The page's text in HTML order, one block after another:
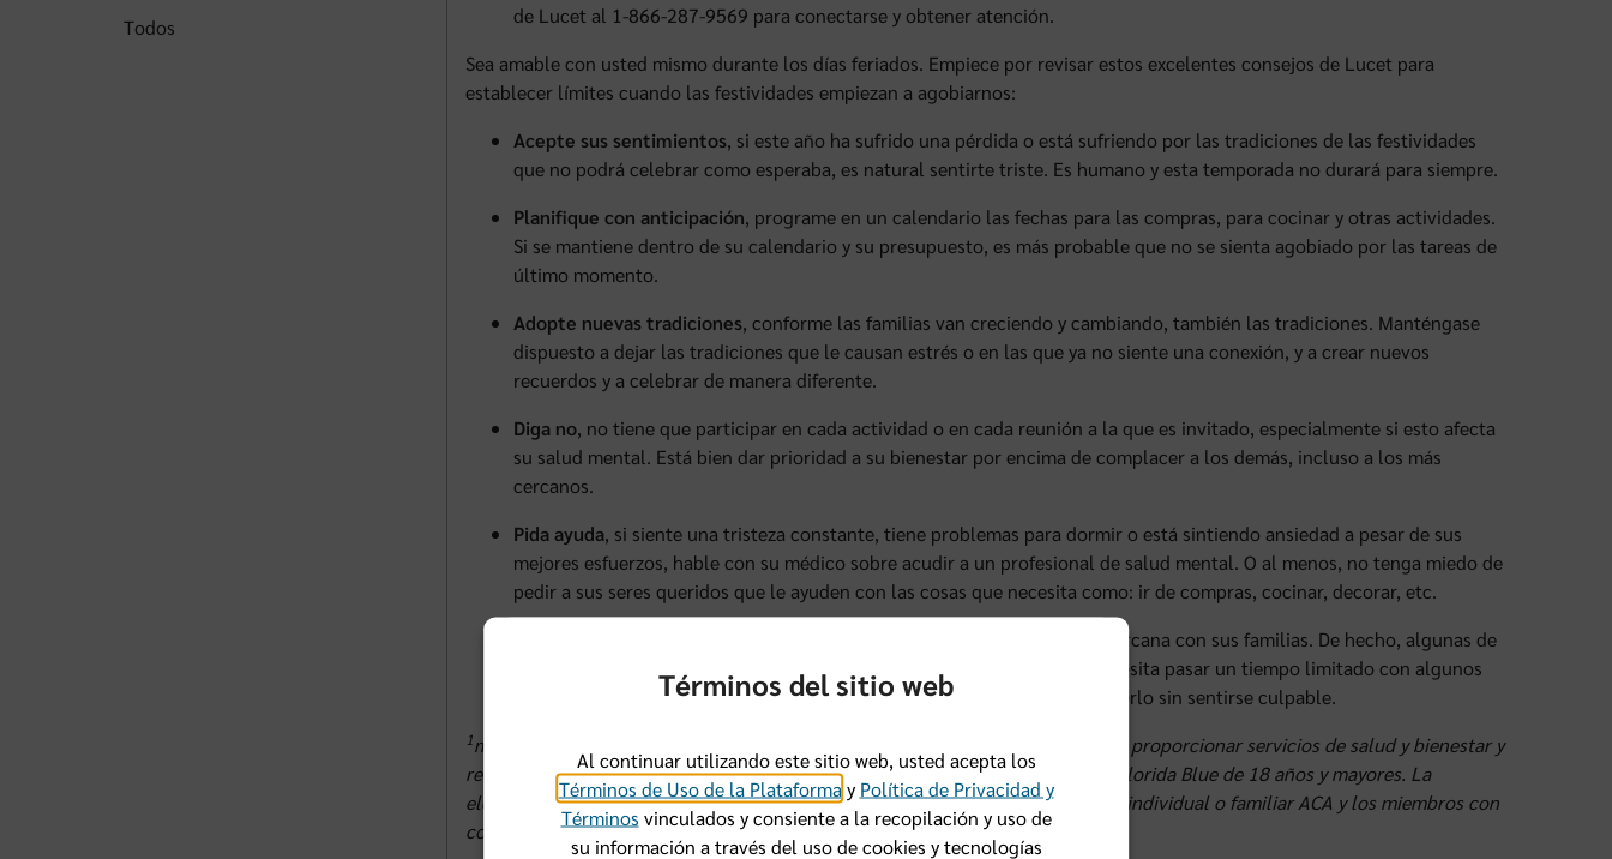
Todos
de Lucet al 1-866-287-9569 para conectarse y obtener atención.
Sea amable con usted mismo durante los días feriados. Empiece por revisar estos excelentes consejos de Lucet para
establecer límites cuando las festividades empiezan a agobiarnos:
Acepte sus sentimientos, si este año ha sufrido una pérdida o está sufriendo por las tradiciones de las festividades
que no podrá celebrar como esperaba, es natural sentirte triste. Es humano y esta temporada no durará para siempre.
Planifique con anticipación, programe en un calendario las fechas para las compras, para cocinar y otras actividades.
Si se mantiene dentro de su calendario y su presupuesto, es más probable que no se sienta agobiado por las tareas de
último momento.
Adopte nuevas tradiciones, conforme las familias van creciendo y cambiando, también las tradiciones. Manténgase
dispuesto a dejar las tradiciones que le causan estrés o en las que ya no siente una conexión, y a crear nuevos
recuerdos y a celebrar de manera diferente.
Diga no, no tiene que participar en cada actividad o en cada reunión a la que es invitado, especialmente si esto afecta
su salud mental. Está bien dar prioridad a su bienestar por encima de complacer a los demás, incluso a los más
cercanos.
Pida ayuda, si siente una tristeza constante, tiene problemas para dormir o está sintiendo ansiedad a pesar de sus
mejores esfuerzos, hable con su médico sobre acudir a un profesional de salud mental. O al menos, no tenga miedo de
pedir a sus seres queridos que le ayuden con las cosas que necesita como: ir de compras, cocinar, decorar, etc.
, no todos tienen una relación cercana con sus familias. De hecho, algunas de
esas relaciones pueden causar un estrés más profundo. Si siente que necesita pasar un tiempo limitado con algunos
miembros de la familia o evitar ciertas reuniones, dese el permiso de hacerlo sin sentirse culpable.
1meQuilibrium es una empresa independiente contratada por Florida Blue para proporcionar servicios de salud y bienestar y
recursos para miembros. Este beneficio está disponible para los miembros de Florida Blue de 18 años y mayores. La
elegibilidad es limitada a miembros con un plan individual o familiar o un plan individual o familiar ACA y los miembros con
cobertura total de su plan de salud grupal del empleador.
Términos del sitio web
Al continuar utilizando este sitio web, usted acepta los
Términos de Uso de la Plataforma y Política de Privacidad y
Términos vinculados y consiente a la recopilación y uso de
su información a través del uso de cookies y tecnologías